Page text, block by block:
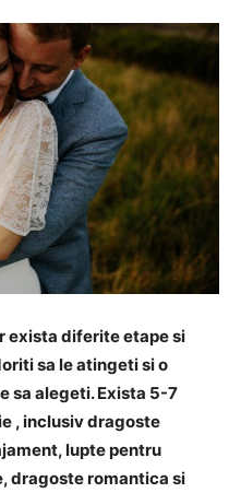
exista diferite etape si
sa le atingeti si o
sa alegeti. Exista 5-7
, inclusiv dragoste
lupte pentru
dragoste romantica si